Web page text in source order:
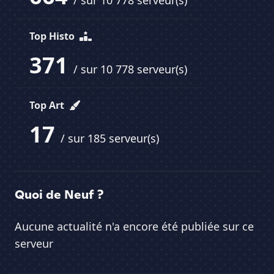
Top Histo
371 / sur 10 778 serveur(s)
Top Art
17 / sur 185 serveur(s)
Quoi de Neuf ?
Aucune actualité n'a encore été publiée sur ce
serveur